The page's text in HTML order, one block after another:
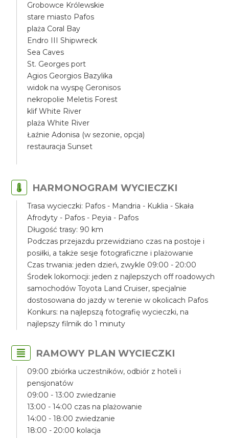
Grobowce Królewskie
stare miasto Pafos
plaża Coral Bay
Endro III Shipwreck
Sea Caves
St. Georges port
Agios Georgios Bazylika
widok na wyspę Geronisos
nekropolie Meletis Forest
klif White River
plaża White River
Łaźnie Adonisa (w sezonie, opcja)
restauracja Sunset
HARMONOGRAM WYCIECZKI
Trasa wycieczki: Pafos - Mandria - Kuklia - Skała
Afrodyty - Pafos - Peyia - Pafos
Długość trasy: 90 km
Podczas przejazdu przewidziano czas na postoje i
posiłki, a także sesje fotograficzne i plażowanie
Czas trwania: jeden dzień, zwykle 09:00 - 20:00
Środek lokomocji: jeden z najlepszych off roadowych
samochodów Toyota Land Cruiser, specjalnie
dostosowana do jazdy w terenie w okolicach Pafos
Konkurs: na najlepszą fotografię wycieczki, na
najlepszy filmik do 1 minuty
RAMOWY PLAN WYCIECZKI
09:00 zbiórka uczestników, odbiór z hoteli i
pensjonatów
09:00 - 13:00 zwiedzanie
13:00 - 14:00 czas na plażowanie
14:00 - 18:00 zwiedzanie
18:00 - 20:00 kolacja